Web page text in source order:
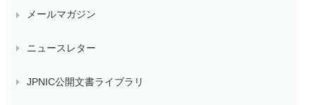
メールマガジン
ニュースレター
JPNIC公開文書ライブラリ